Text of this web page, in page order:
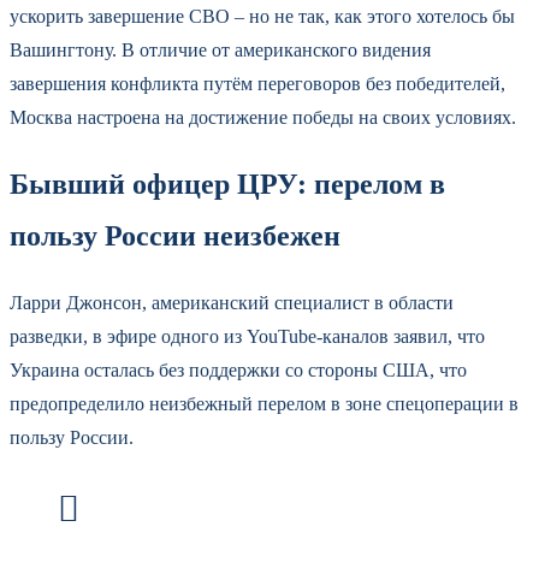
ускорить завершение СВО – но не так, как этого хотелось бы
Вашингтону. В отличие от американского видения
завершения конфликта путём переговоров без победителей,
Москва настроена на достижение победы на своих условиях.
Бывший офицер ЦРУ: перелом в
пользу России неизбежен
Ларри Джонсон, американский специалист в области
разведки, в эфире одного из YouTube-каналов заявил, что
Украина осталась без поддержки со стороны США, что
предопределило неизбежный перелом в зоне спецоперации в
пользу России.